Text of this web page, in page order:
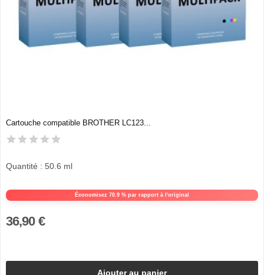
Cartouche compatible BROTHER LC123...
Économisez 70.9 % par rapport à l'original
Quantité : 50.6 ml
36,90 €
Ajouter au panier